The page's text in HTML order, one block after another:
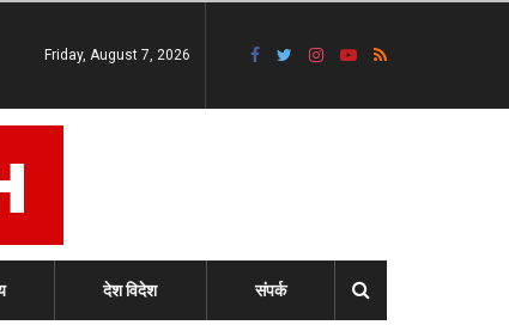
Friday, August 7, 2026
देश विदेश संपर्क